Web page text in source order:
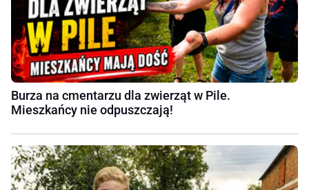
Burza na cmentarzu dla zwierząt w Pile.
Mieszkańcy nie odpuszczają!